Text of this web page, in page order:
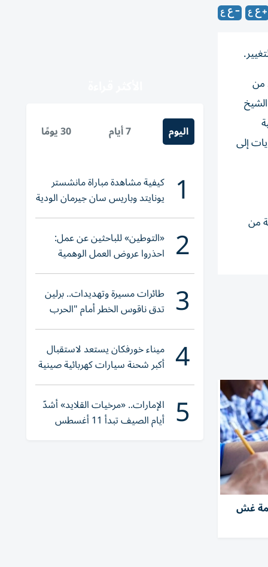
من
إلى
وعملية لكل مشارك، بإجمالي 2430 ساعة من
غش
اليوم 7 أيام 30 يومًا
1 كيفية مشاهدة مباراة مانشستر
يونايتد وباريس سان جيرمان الودية
والقنوات الناقلة
2 «التوطين» للباحثين عن عمل:
احذروا عروض العمل الوهمية
وتحققوا عبر «الباركود»
3 طائرات مسيرة وتهديدات.. برلين
تدق ناقوس الخطر أمام "الحرب
الهجينة"
4 ميناء خورفكان يستعد لاستقبال
أكبر شحنة سيارات كهربائية صينية
5 الإمارات.. «مرخيات القلايد» أشدّ
أيام الصيف تبدأ 11 أغسطس